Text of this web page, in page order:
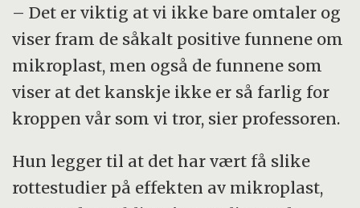
– Det er viktig at vi ikke bare omtaler og
viser fram de såkalt positive funnene om
mikroplast, men også de funnene som
viser at det kanskje ikke er så farlig for
kroppen vår som vi tror, sier professoren.
Hun legger til at det har vært få slike
rottestudier på effekten av mikroplast,